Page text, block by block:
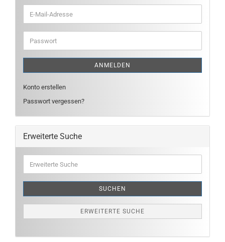
E-
Mail-
Adresse
Passwort
ANMELDEN
Konto erstellen
Passwort vergessen?
Erweiterte Suche
Suche
SUCHEN
ERWEITERTE SUCHE